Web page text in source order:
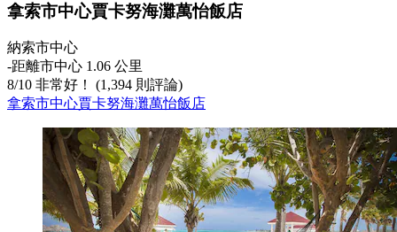
拿索市中心賈卡努海灘萬怡飯店
納索市中心
‐距離市中心 1.06 公里
8/10 非常好！ (1,394 則評論)
拿索市中心賈卡努海灘萬怡飯店